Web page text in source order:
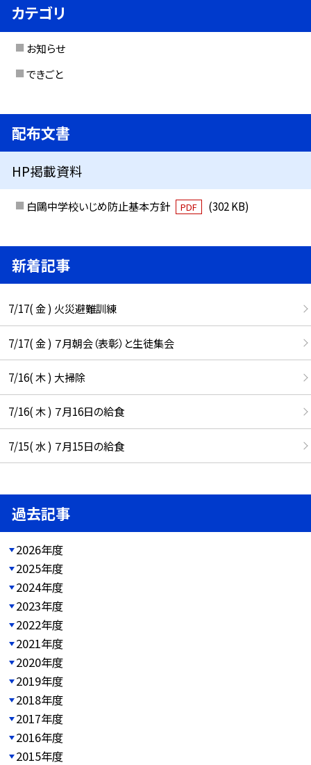
カテゴリ
お知らせ
できごと
配布文書
HP掲載資料
白鷗中学校いじめ防止基本方針 PDF (302 KB)
新着記事
7/17( 金 ) 火災避難訓練
7/17( 金 ) ７月朝会（表彰）と生徒集会
7/16( 木 ) 大掃除
7/16( 木 ) ７月16日の給食
7/15( 水 ) ７月15日の給食
過去記事
2026年度
2025年度
2024年度
2023年度
2022年度
2021年度
2020年度
2019年度
2018年度
2017年度
2016年度
2015年度